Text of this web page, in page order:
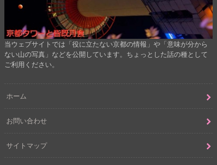
当ウェブサイトでは「役に立たない京都の情報」や「意味が分から
ない山の写真」などを公開しています。ちょっとした話の種として
ご利用ください。
ホーム
お問い合わせ
サイトマップ